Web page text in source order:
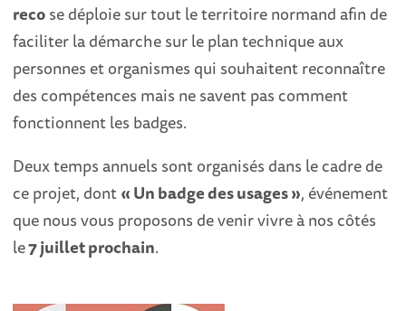
recose déploie sur tout le territoire normand afin de
faciliter la démarche sur le plan technique aux
personnes et organismes qui souhaitent reconnaître
des compétences mais ne savent pas comment
fonctionnent les badges.
Deux temps annuels sont organisés dans le cadre de
ce projet, dont« Un badge des usages », événement
que nous vous proposons de venir vivre à nos côtés
le7 juillet prochain.